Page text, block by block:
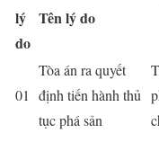
lý
do
Tên lý do
01
Tòa án ra quyết
định tiến hành thủ
tục phá sản